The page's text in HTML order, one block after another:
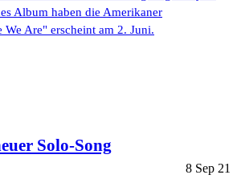
Album haben die Amerikaner
Are" erscheint am 2. Juni.
Solo-Song
8 Sep 21